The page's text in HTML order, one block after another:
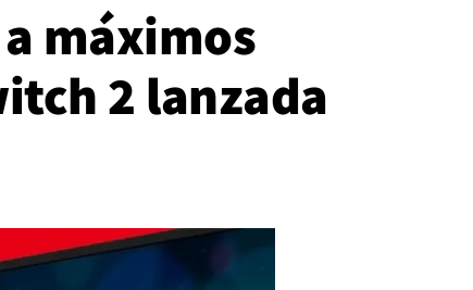
máximos
2 lanzada